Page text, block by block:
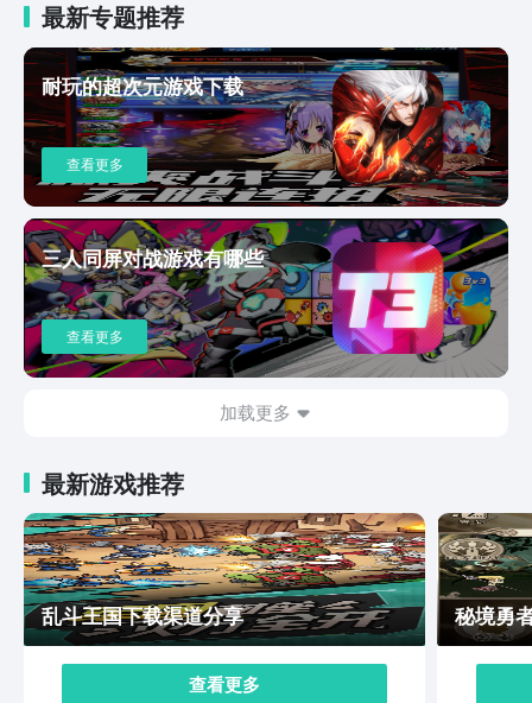
实它是塔攻游戏。玩家需要主动制定战术和攻击策略，利
用职业兵种进行快节奏的进攻。在策略安排方面，需要玩
家充分调动脑力，合理搭配七大职业。作为一名出色的指
挥官，首先要了解基本的阵容，也就是比较传统的重盾、
医疗、火力和狙击的组合。这样的组合保守不容易出错，
适合新手玩家。进攻流玩家的适合用突击与隐刃的搭配，
主要作用是快速清理战场。召唤流玩家则适合用工程搭配
战术模组，这样可以达到强化召唤物的效果。玩家不仅需
要了解七大职业，还需要了解不同战术模组的特征。比如
一致战线模组可以提升群体输出，沙鹰本色战术模组则能
够强化对敌方的侧击伤害，军工武装战术模组可以形成养
成系流派。除了了解职业和战术模组的特色，小伙伴们还
需要意识到，进行角色部署时，合理的角色入场顺序非常
重要。部分角色需要技能冷却，玩家需要根据战场动态进
行灵活调整。善于找到掩体位置和可破坏地形，也是对玩
家灵活性的考验，这一点只能通过多练去提升了。以上内
可以享受海量手游福利，还有很多游戏无需登录也能畅
玩，实在是太方便了。
最新专题推荐
耐玩的超次元游戏下载
查看更多
三人同屏对战游戏有哪些
查看更多
加载更多
最新游戏推荐
乱斗王国下载渠道分享
查看更多
秘境勇